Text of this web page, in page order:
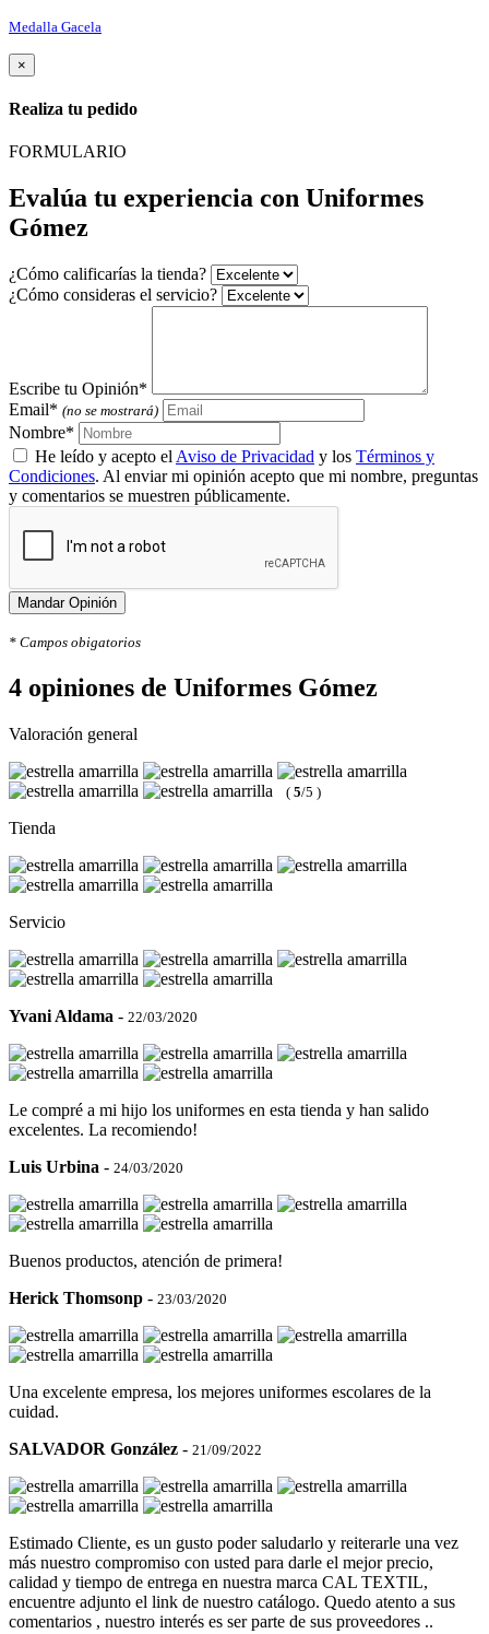
Medalla Gacela
×
Realiza tu pedido
FORMULARIO
Evalúa tu experiencia con Uniformes
Gómez
¿Cómo calificarías la tienda?
¿Cómo consideras el servicio?
Escribe tu Opinión*
Email* (no se mostrará)
Nombre*
He leído y acepto el Aviso de Privacidad y los Términos y
Condiciones. Al enviar mi opinión acepto que mi nombre, preguntas
y comentarios se muestren públicamente.
Mandar Opinión
* Campos obigatorios
4 opiniones de Uniformes Gómez
Valoración general
( 5/5 )
Tienda
Servicio
Yvani Aldama - 22/03/2020
Le compré a mi hijo los uniformes en esta tienda y han salido
excelentes. La recomiendo!
Luis Urbina - 24/03/2020
Buenos productos, atención de primera!
Herick Thomsonp - 23/03/2020
Una excelente empresa, los mejores uniformes escolares de la
cuidad.
SALVADOR González - 21/09/2022
Estimado Cliente, es un gusto poder saludarlo y reiterarle una vez
más nuestro compromiso con usted para darle el mejor precio,
calidad y tiempo de entrega en nuestra marca CAL TEXTIL,
encuentre adjunto el link de nuestro catálogo. Quedo atento a sus
comentarios , nuestro interés es ser parte de sus proveedores ..